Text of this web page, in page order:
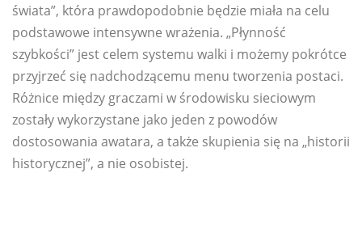
świata”, która prawdopodobnie będzie miała na celu
podstawowe intensywne wrażenia. „Płynność
szybkości” jest celem systemu walki i możemy pokrótce
przyjrzeć się nadchodzącemu menu tworzenia postaci.
Różnice między graczami w środowisku sieciowym
zostały wykorzystane jako jeden z powodów
dostosowania awatara, a także skupienia się na „historii
historycznej”, a nie osobistej.